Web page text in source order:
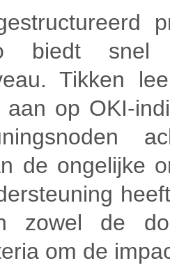
biedt
Tikken
aan op OKI-
de ongelijke
zowel de
om de